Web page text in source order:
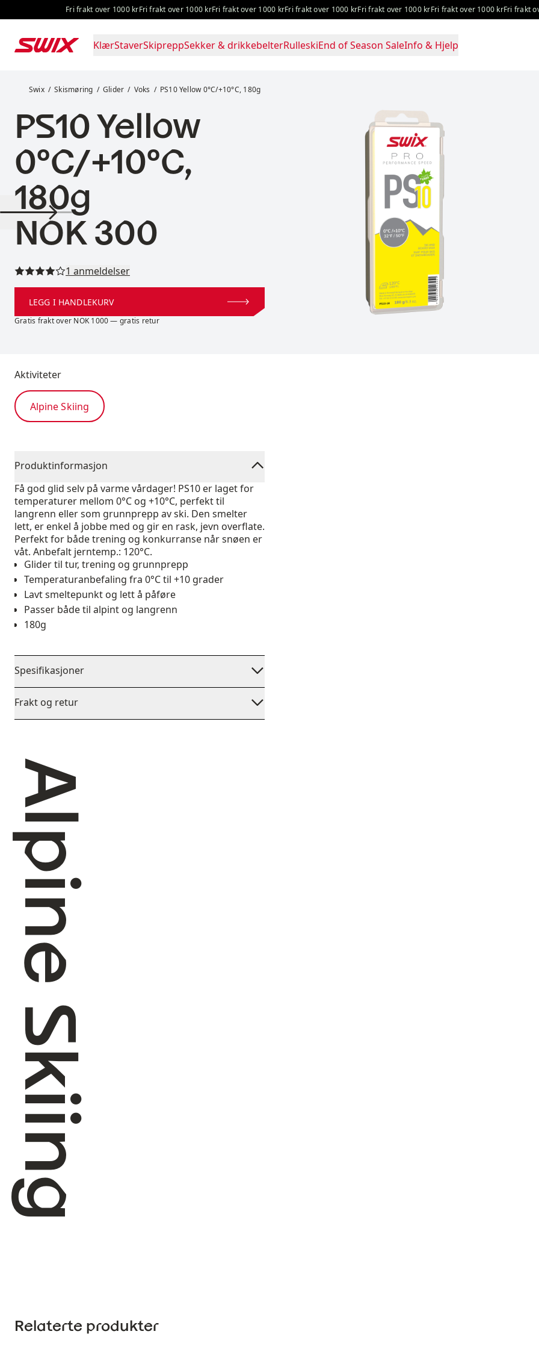
Hopp til innholdFri frakt over 1000 krFri frakt over 1000 krFri frakt over 1000 krFri frakt over 1000 krFri frakt over 1000 krFri frakt over 1000 krFri frakt over
KlærStaverSkipreppSekker & drikkebelterRulleskiEnd of Season SaleInfo & Hjelp
Swix Skismøring Glider Voks PS10 Yellow 0°C/+10°C, 180g
PS10 Yellow
0°C/+10°C,
180g
Pris:
NOK 300
Les alle anmeldelser
1 anmeldelser
LEGG I HANDLEKURV
Gratis frakt over NOK 1000 — gratis retur
Aktiviteter
Alpine Skiing
Produktinformasjon
Få god glid selv på varme vårdager! PS10 er laget for
temperaturer mellom 0°C og +10°C, perfekt til
langrenn eller som grunnprepp av ski. Den smelter
lett, er enkel å jobbe med og gir en rask, jevn overflate.
Perfekt for både trening og konkurranse når snøen er
våt. Anbefalt jerntemp.: 120°C.
Glider til tur, trening og grunnprepp
Temperaturanbefaling fra 0°C til +10 grader
Lavt smeltepunkt og lett å påføre
Passer både til alpint og langrenn
180g
Spesifikasjoner
Frakt og retur
Alpine Skiing
Relaterte produkter